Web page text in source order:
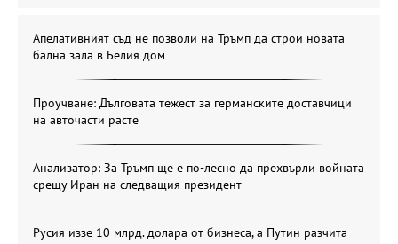
Апелативният съд не позволи на Тръмп да строи новата
бална зала в Белия дом
Проучване: Дълговата тежест за германските доставчици
на авточасти расте
Анализатор: За Тръмп ще е по-лесно да прехвърли войната
срещу Иран на следващия президент
Русия иззе 10 млрд. долара от бизнеса, а Путин разчита